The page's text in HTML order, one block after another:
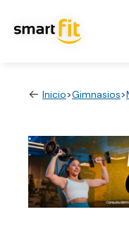
Inicio>Gimnasios>